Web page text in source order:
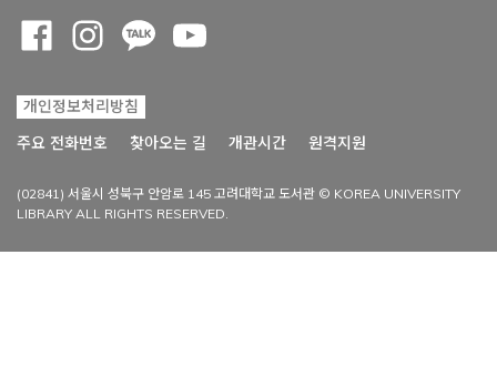
개인정보처리방침
주요 전화번호
찾아오는 길 개관시간 원격지원
(02841) 서울시 성북구 안암로 145 고려대학교 도서관 © KOREA UNIVERSITY
LIBRARY ALL RIGHTS RESERVED.
Opens a new window
Opens a new window
Opens a new window